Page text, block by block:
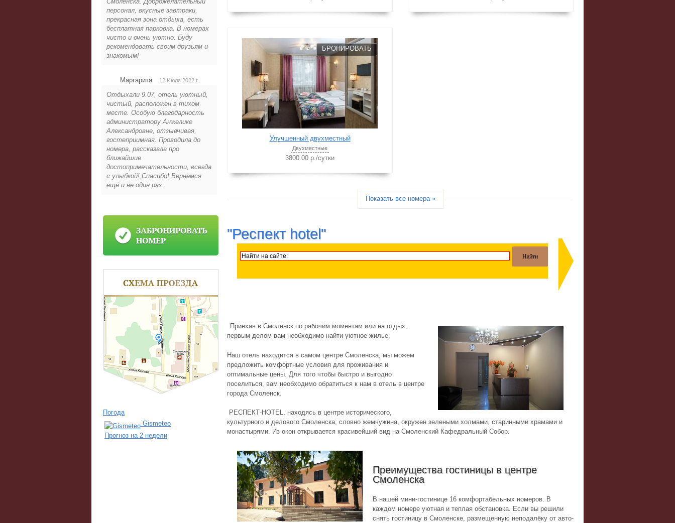
персонал, вкусные завтраки,
прекрасная зона отдыха, есть
бесплатная парковка. В номерах
чисто и очень уютно. Буду
рекомендовать своим друзьям и
знакомым!
Маргарита 12 Июля 2022 г.
Отдыхали 9.07, отель уютный,
чистый, расположен в тихом
месте. Особую благодарность
администратору Анжелике
Александровне, отзывчивая,
гостеприимная. Проводила до
номера, рассказала про
ближайшие
достопримечательности, всегда
с улыбкой! Спасибо! Вернёмся
ещё и не один раз.
Погода
Gismeteo
Прогноз на 2 недели
БРОНИРОВАТЬ
Улучшенный двухместный
Двухместные
3800.00 р./сутки
Показать все номера »
"Респект hotel"
Приехав в Смоленск по рабочим моментам или на отдых,
первым делом вам необходимо найти уютное жилье.
Наш отель находится в самом центре Смоленска, мы можем
предложить комфортные условия для проживания и
оптимальные цены. Для того чтобы быстро и выгодно
поселиться, вам необходимо обратиться к нам в отель в центре
города Смоленск.
РЕСПЕКТ-HOTEL, находясь в центре исторического,
культурного и делового Смоленска, словно жемчужина, окружен зелеными холмами, старинными храмами и
монастырями. Из окон открывается красивейший вид на Смоленский Кафедральный Собор.
Преимущества гостиницы в центре
Смоленска
В нашей мини-гостинице 16 комфортабельных номеров. В
каждом номере уютная и теплая обстановка. Если вы решили
снять гостиницу в Смоленске, размещенную неподалёку от авто-